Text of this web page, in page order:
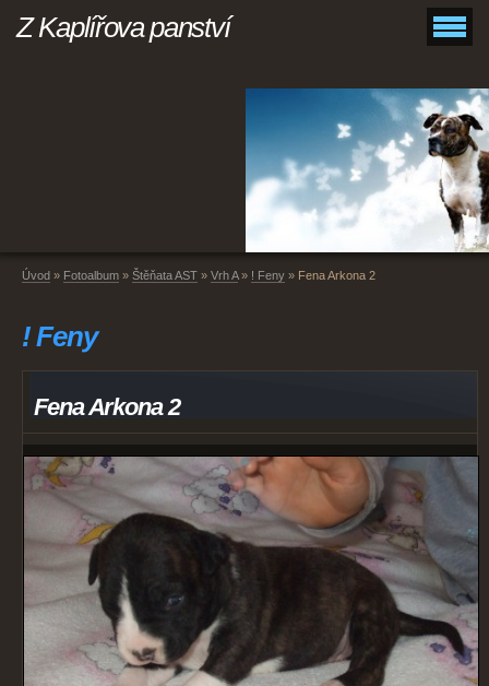
Z Kaplířova panství
Úvod » Fotoalbum » Štěňata AST » Vrh A» ! Feny » Fena Arkona 2
! Feny
Fena Arkona 2